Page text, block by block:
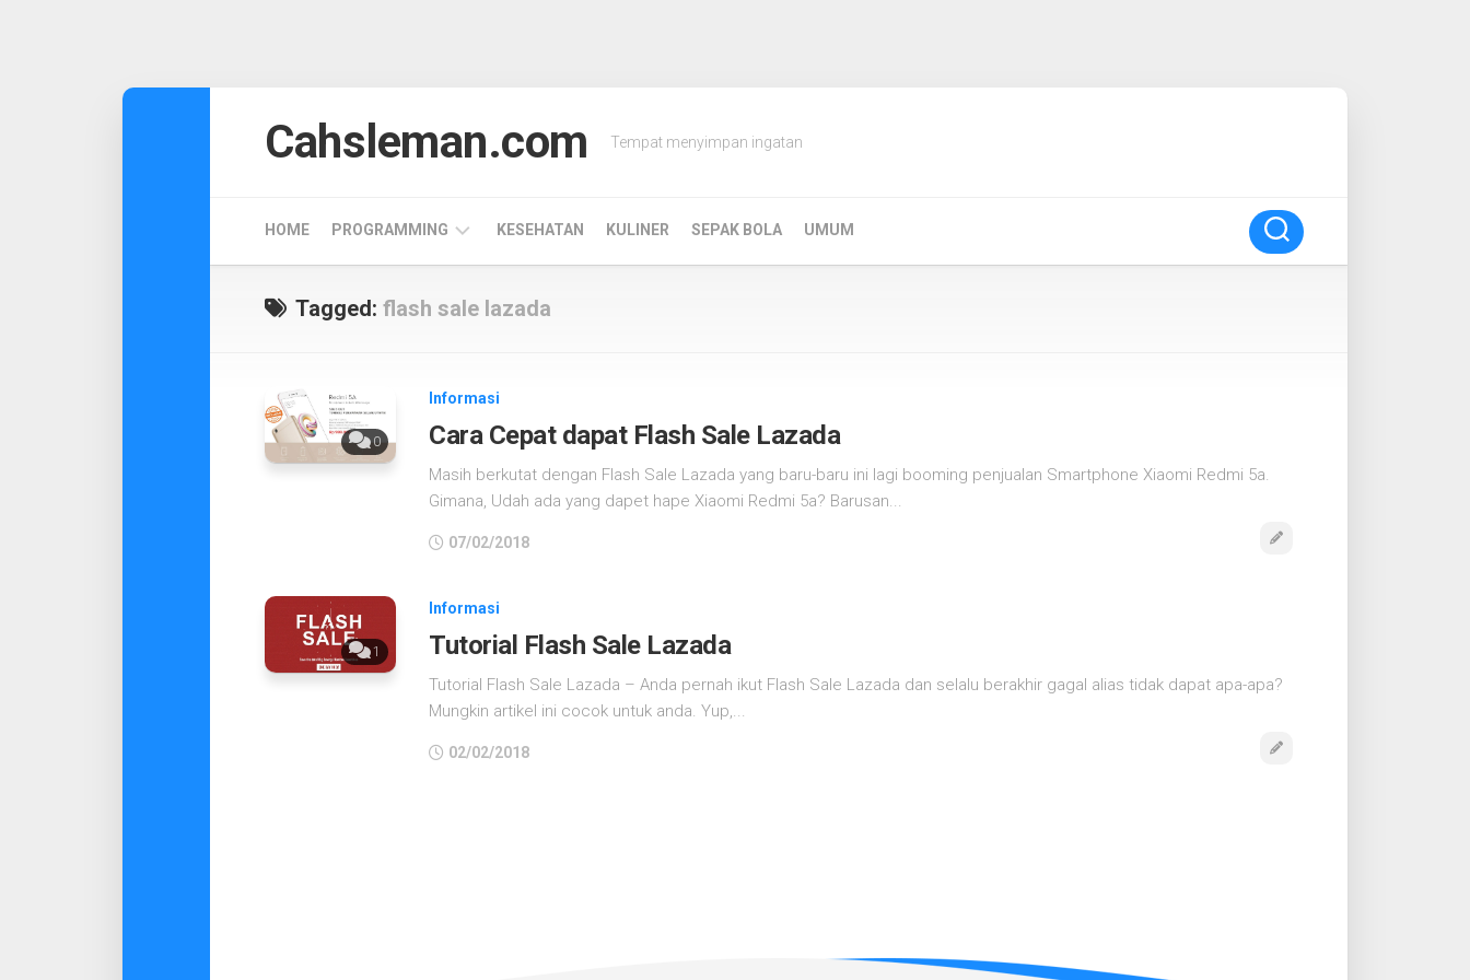
Cahsleman.com Tempat menyimpan ingatan
HOME PROGRAMMING
ANDROID
CODEIGNITER
KESEHATAN KULINER SEPAK BOLA UMUM
Tagged: flash sale lazada
0
Informasi
Cara Cepat dapat Flash Sale Lazada
Masih berkutat dengan Flash Sale Lazada yang baru-baru ini lagi booming penjualan Smartphone Xiaomi Redmi 5a.
Gimana, Udah ada yang dapet hape Xiaomi Redmi 5a? Barusan...
07/02/2018
1
Informasi
Tutorial Flash Sale Lazada
Tutorial Flash Sale Lazada – Anda pernah ikut Flash Sale Lazada dan selalu berakhir gagal alias tidak dapat apa-apa?
Mungkin artikel ini cocok untuk anda. Yup,...
02/02/2018